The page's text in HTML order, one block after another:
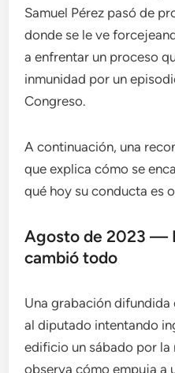
Samuel Pérez pasó de
donde se le ve
a enfrentar un proceso
inmunidad por un
Congreso.
A continuación, una
que explica cómo se
qué hoy su conducta es
Agosto de 2023 —
cambió todo
Una grabación difundida
al diputado intentando
edificio un sábado por la
observa cómo empuja a